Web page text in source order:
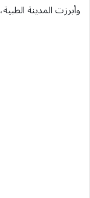
وأبرزت المدينة